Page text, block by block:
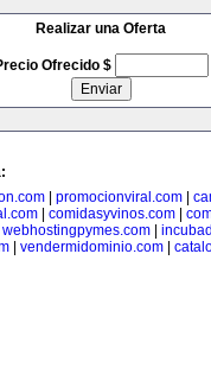
Realizar una Oferta
Ofrecido $
| promocionviral.com|
comidasyvinos.com
webhostingpymes.com|
vendermidominio.com